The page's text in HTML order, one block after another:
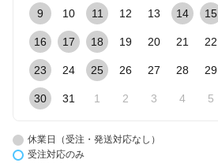
9 10 11 12 13 14 15
16 17 18 19 20 21 22
23 24 25 26 27 28 29
30 31 1 2 3 4 5
休業日（受注・発送対応なし）
受注対応のみ